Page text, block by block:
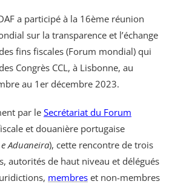
a participé à la 16ème réunion
sur la transparence et l’échange
fins fiscales (Forum mondial) qui
Congrès CCL, à Lisbonne, au
au 1er décembre 2023.
par le Secrétariat du Forum
et douanière portugaise
Aduaneira), cette rencontre de trois
autorités de haut niveau et délégués
membres et non-membres